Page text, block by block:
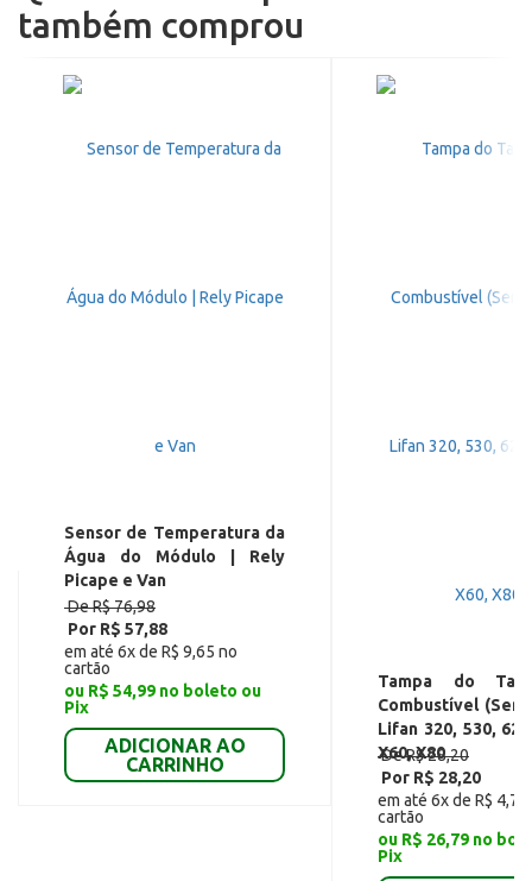
também comprou
Sensor de Temperatura da
Água do Módulo | Rely
Picape e Van
De R$ 76,98
Por R$ 57,88
em até 6x de R$ 9,65 no
cartão
ou R$ 54,99 no boleto ou
Pix
ADICIONAR AO
CARRINHO
Tampa do
Combustível (Sem
Lifan 320, 530,
X60, X80
De R$ 28,20
Por R$ 28,20
em até 6x de R$
cartão
ou R$ 26,79 no
Pix